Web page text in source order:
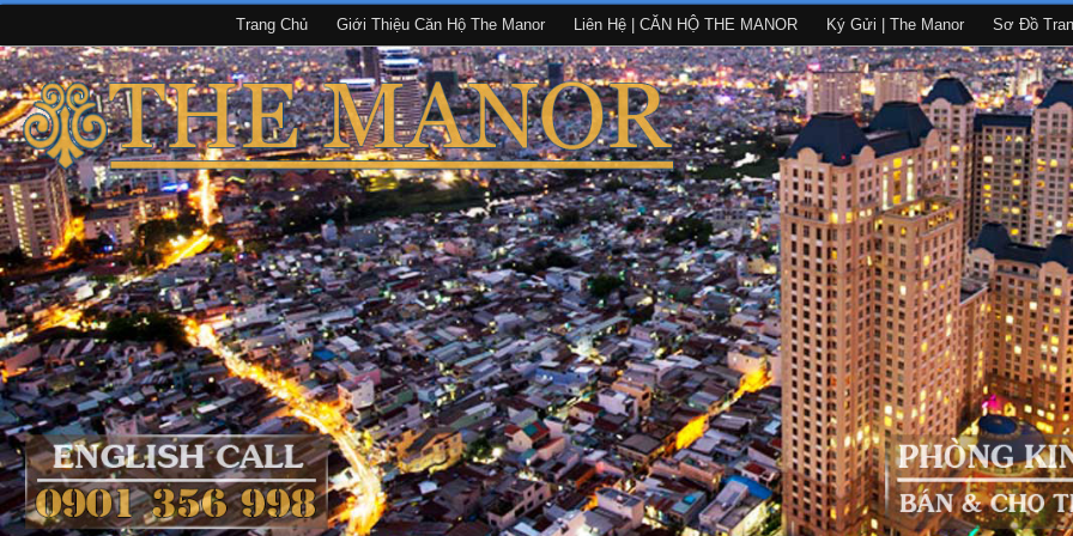
Trang Chủ Giới Thiệu Căn Hộ The Manor Liên Hệ | CĂN HỘ THE MANOR Ký Gửi | The Manor Sơ Đồ